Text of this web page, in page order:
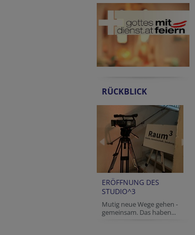
RÜCKBLICK
ERÖFFNUNG DES
STUDIO^3
Mutig neue Wege gehen -
gemeinsam. Das haben...